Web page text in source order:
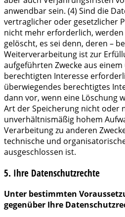
anwendbar sein. (4) Sind die
vertraglicher oder gesetzlicher
nicht mehr erforderlich,
gelöscht, es sei denn, deren –
Weiterverarbeitung ist zur
aufgeführten Zwecke aus
berechtigten Interesse
überwiegendes berechtigtes
dann vor, wenn eine Löschung
Art der Speicherung nicht oder
unverhältnismäßig hohem
Verarbeitung zu anderen
technische und
ausgeschlossen ist.
5. Ihre Datenschutzrechte
Unter bestimmten
gegenüber Ihre